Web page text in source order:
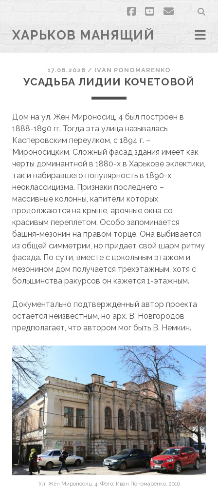
facebook
youtubeemail
ХАРЬКОВ МАНЯЩИЙ
17.06.2026 / ІVAN PONOMARENKO
УСАДЬБА ЛИДИИ КОЧЕТОВОЙ
Дом на ул. Жён Мироносиц, 4 был построен в
1888-1890 гг. Тогда эта улица называлась
Касперовским переулком, с 1894 г. –
Мироносицким. Сложный фасад здания имеет как
черты доминантной в 1880-х в Харькове эклектики,
так и набиравшего популярность в 1890-х
неоклассицизма. Признаки последнего –
массивные колонны, капители которых
продолжаются на крыше, арочные окна со
красивым переплетом. Особо запоминается
башня-мезонин на правом торце. Она выбивается
из общей симметрии, но придает свой шарм ритму
фасада. По сути, вместе с цокольным этажом и
мезонином дом получается трехэтажным, хотя с
большинства ракурсов он кажется 1-этажным.
Документально подтвержденный автор проекта
остается неизвестным, но арх. В. Новгородов
предполагает, что автором мог быть В. Немкин.
Ул. Жён Мироносиц, 4. Фото: Иван Пономаренко, 2016